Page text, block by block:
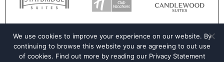
We use cookies to improve your experience on our website. By
continuing to browse this website you are agreeing to out use
of cookies. Find out more by reading our Privacy Statement